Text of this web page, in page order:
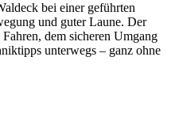
bei einer geführten
und guter Laune. Der
dem sicheren Umgang
unterwegs – ganz ohne